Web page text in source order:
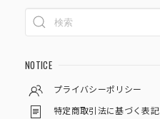
NOTICE
プライバシーポリシー
特定商取引法に基づく表記